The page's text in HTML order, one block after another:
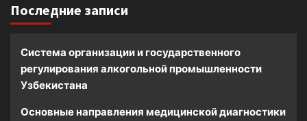
Последние записи
Система организации и государственного
регулирования алкогольной промышленности
Узбекистана
Основные направления медицинской диагностики